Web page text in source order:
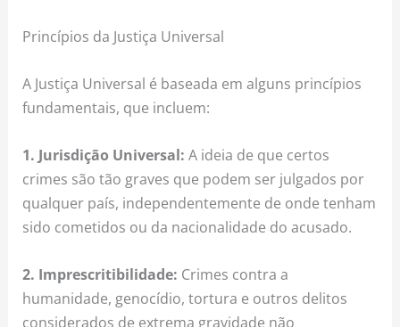
Princípios da Justiça Universal
A Justiça Universal é baseada em alguns princípios
fundamentais, que incluem:
1. Jurisdição Universal: A ideia de que certos
crimes são tão graves que podem ser julgados por
qualquer país, independentemente de onde tenham
sido cometidos ou da nacionalidade do acusado.
2. Imprescritibilidade: Crimes contra a
humanidade, genocídio, tortura e outros delitos
considerados de extrema gravidade não